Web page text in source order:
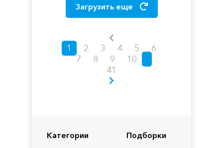
Категории Подборки
Загрузить еще
1 2 3 4 5
6
7
8 9
10
41